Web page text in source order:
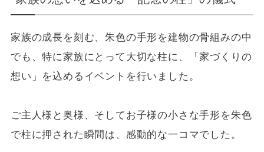
家族の成長を刻む、朱色の手形を建物の骨組みの中
でも、特に家族にとって大切な柱に、「家づくりの
想い」を込めるイベントを行いました。
ご主人様と奥様、そしてお子様の小さな手形を朱色
で柱に押された瞬間は、感動的な一コマでした。